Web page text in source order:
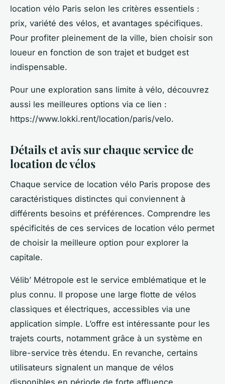
location vélo Paris selon les critères essentiels :
prix, variété des vélos, et avantages spécifiques.
Pour profiter pleinement de la ville, bien choisir son
loueur en fonction de son trajet et budget est
indispensable.
Pour une exploration sans limite à vélo, découvrez
aussi les meilleures options via ce lien :
https://www.lokki.rent/location/paris/velo.
Détails et avis sur chaque service de
location de vélos
Chaque service de location vélo Paris propose des
caractéristiques distinctes qui conviennent à
différents besoins et préférences. Comprendre les
spécificités de ces services de location vélo permet
de choisir la meilleure option pour explorer la
capitale.
Vélib’ Métropole est le service emblématique et le
plus connu. Il propose une large flotte de vélos
classiques et électriques, accessibles via une
application simple. L’offre est intéressante pour les
trajets courts, notamment grâce à un système en
libre-service très étendu. En revanche, certains
utilisateurs signalent un manque de vélos